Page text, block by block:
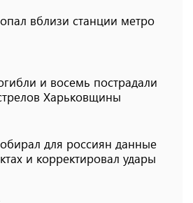
вблизи станции метро
и восемь пострадали
Харьковщины
для россиян данные
и ​​корректировал удары